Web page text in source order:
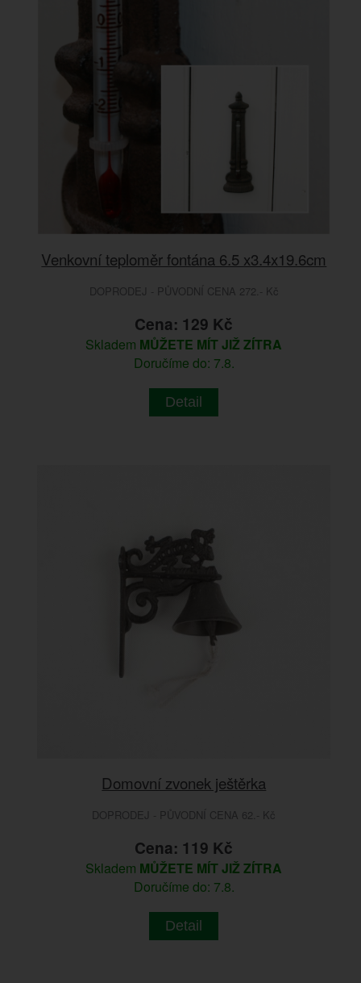
Venkovní teploměr fontána 6.5 x3.4x19.6cm
DOPRODEJ - PŮVODNÍ CENA 272.- Kč
Cena: 129 Kč
Skladem MŮŽETE MÍT JIŽ ZÍTRA
Doručíme do: 7.8.
Detail
Domovní zvonek ještěrka
DOPRODEJ - PŮVODNÍ CENA 62.- Kč
Cena: 119 Kč
Skladem MŮŽETE MÍT JIŽ ZÍTRA
Doručíme do: 7.8.
Detail